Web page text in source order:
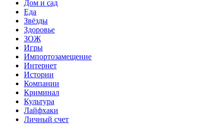
Дом и сад
Еда
Звёзды
Здоровье
ЗОЖ
Игры
Импортозамещение
Интернет
Истории
Компании
Криминал
Культура
Лайфхаки
Личный счет